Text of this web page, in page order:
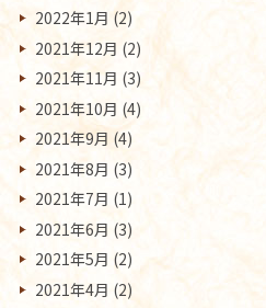
2022年1月 (2)
2021年12月 (2)
2021年11月 (3)
2021年10月 (4)
2021年9月 (4)
2021年8月 (3)
2021年7月 (1)
2021年6月 (3)
2021年5月 (2)
2021年4月 (2)